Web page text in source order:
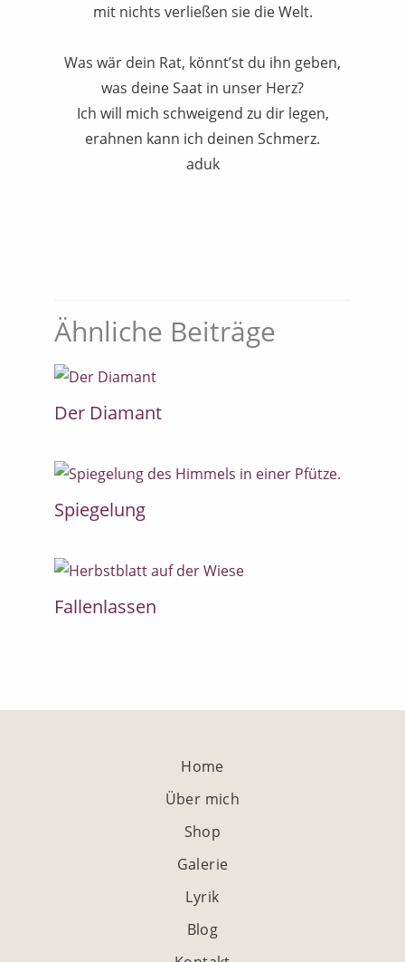
mit nichts verließen sie die Welt.
Was wär dein Rat, könnt’st du ihn geben,
was deine Saat in unser Herz?
Ich will mich schweigend zu dir legen,
erahnen kann ich deinen Schmerz.
aduk
Ähnliche Beiträge
Der Diamant
Spiegelung
Fallenlassen
Home
Über mich
Shop
Galerie
Lyrik
Blog